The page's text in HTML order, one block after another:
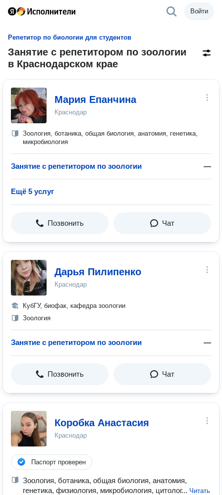
Войти
Репетитор по биологии для студентов
Занятие с репетитором по зоологии
в Краснодарском крае
Мария Епанчина
Краснодар
Зоология, ботаника, общая биология, анатомия, генетика,
микробиология
Занятие с репетитором по зоологии —
Ещё 5 услуг
Позвонить Чат
Дарья Пилипенко
Краснодар
КубГУ, биофак, кафедра зоологии
Зоология
Занятие с репетитором по зоологии —
Позвонить Чат
Коробка Анастасия
Краснодар
Паспорт проверен
Зоология, ботаника, общая биология, анатомия,
генетика, физиология, микробиология, цитолог... Читать